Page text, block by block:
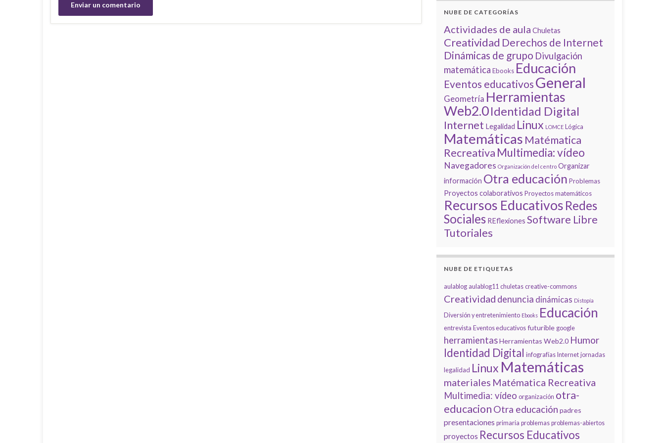
NUBE DE CATEGORÍAS
Actividades de aula Chuletas
Creatividad Derechos de Internet
Dinámicas de grupo Divulgación
matemática Ebooks Educación
Eventos educativos General
Geometría Herramientas
Web2.0Identidad Digital
Internet Legalidad Linux LOMCE Lógica
Matemáticas Matématica
Recreativa Multimedia: vídeo
Navegadores Organización del centro Organizar
información Otra educación Problemas
Proyectos colaborativos Proyectos matemáticos
Recursos Educativos Redes
Sociales REflexiones Software Libre
Tutoriales
NUBE DE ETIQUETAS
aulablog aulablog11 chuletas creative-commons
Creatividad denuncia dinámicas Distopía
Diversión y entretenimiento Ebooks Educación
entrevista Eventos educativos futurible google
herramientasHerramientas Web2.0 Humor
Identidad Digital infografías Internet jornadas
legalidad Linux Matemáticas
materiales Matématica Recreativa
Multimedia: vídeo organización otra-
educacion Otra educación padres
presentaciones primaria problemas problemas-abiertos
proyectos Recursos Educativos